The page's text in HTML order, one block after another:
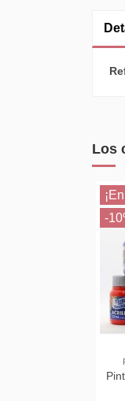
Los
-